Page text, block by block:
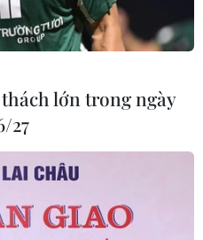
nghiệp
nhà nước
lớn trong ngày
27